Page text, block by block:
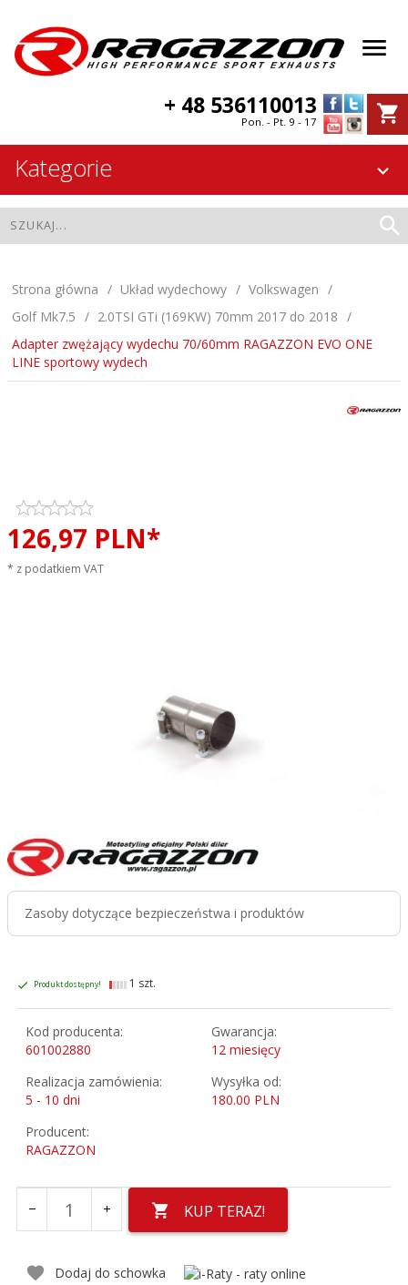
+ 48 536110013
Pon. - Pt. 9 - 17
Kategorie
Strona główna Układ wydechowy
Volkswagen
Golf Mk7.5
2.0TSI GTi (169KW) 70mm 2017 do 2018
Adapter zwężający wydechu 70/60mm RAGAZZON EVO ONE
LINE sportowy wydech
126,97 PLN*
* z podatkiem VAT
Zasoby dotyczące bezpieczeństwa i produktów
Produkt dostępny! 1 szt.
Kod producenta:
601002880
Gwarancja:
12 miesięcy
Realizacja zamówienia:
5 - 10 dni
Wysyłka od:
180.00 PLN
Producent:
RAGAZZON
KUP TERAZ!
Dodaj do schowka